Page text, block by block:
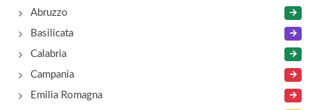
Cieloverde
strada Vicinale Quercesecca 180, Grosseto
Abruzzo
Basilicata
Calabria
Campania
Emilia Romagna